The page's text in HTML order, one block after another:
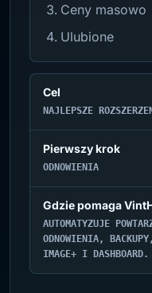
Ceny masowo
Ulubione
Cel
NAJLEPSZE
Pierwszy krok
ODNOWIENIA
Gdzie pomaga
AUTOMATYZUJE
ODNOWIENIA,
IMAGE+ I DASHBOARD.